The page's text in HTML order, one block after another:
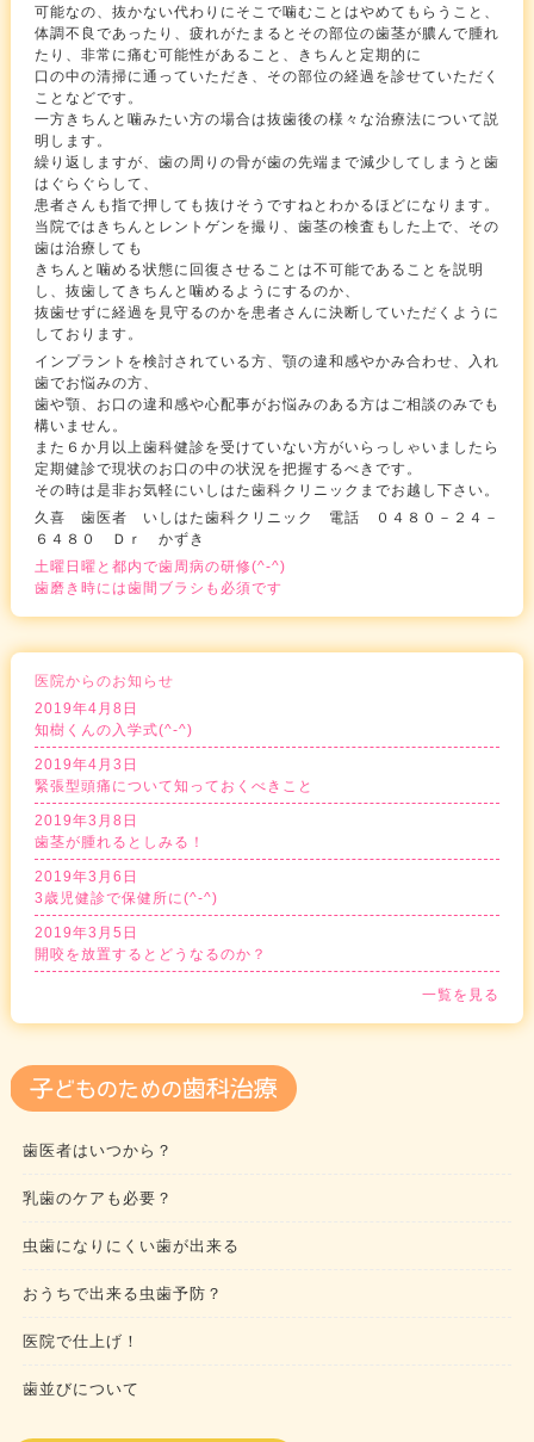
可能なの、抜かない代わりにそこで噛むことはやめてもらうこと、
体調不良であったり、疲れがたまるとその部位の歯茎が膿んで腫れ
たり、非常に痛む可能性があること、きちんと定期的に
口の中の清掃に通っていただき、その部位の経過を診せていただく
ことなどです。
一方きちんと噛みたい方の場合は抜歯後の様々な治療法について説
明します。
繰り返しますが、歯の周りの骨が歯の先端まで減少してしまうと歯
はぐらぐらして、
患者さんも指で押しても抜けそうですねとわかるほどになります。
当院ではきちんとレントゲンを撮り、歯茎の検査もした上で、その
歯は治療しても
きちんと噛める状態に回復させることは不可能であることを説明
し、抜歯してきちんと噛めるようにするのか、
抜歯せずに経過を見守るのかを患者さんに決断していただくように
しております。
インプラントを検討されている方、顎の違和感やかみ合わせ、入れ
歯でお悩みの方、
歯や顎、お口の違和感や心配事がお悩みのある方はご相談のみでも
構いません。
また６か月以上歯科健診を受けていない方がいらっしゃいましたら
定期健診で現状のお口の中の状況を把握するべきです。
その時は是非お気軽にいしはた歯科クリニックまでお越し下さい。
久喜 歯医者 いしはた歯科クリニック 電話 ０４８０－２４－
６４８０ Ｄｒ かずき
土曜日曜と都内で歯周病の研修(^-^)
歯磨き時には歯間ブラシも必須です
医院からのお知らせ
2019年4月8日
知樹くんの入学式(^-^)
2019年4月3日
緊張型頭痛について知っておくべきこと
2019年3月8日
歯茎が腫れるとしみる！
2019年3月6日
3歳児健診で保健所に(^-^)
2019年3月5日
開咬を放置するとどうなるのか？
一覧を見る
歯医者はいつから？
乳歯のケアも必要？
虫歯になりにくい歯が出来る
おうちで出来る虫歯予防？
医院で仕上げ！
歯並びについて